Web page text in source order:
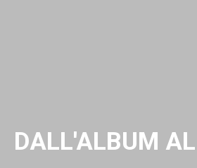
DALL'ALBUM